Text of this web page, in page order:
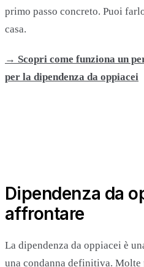
primo passo concreto. Puoi
casa.
→ Scopri come funziona un
per la dipendenza da oppiacei
Dipendenza da
affrontare
La dipendenza da oppiacei è
una condanna definitiva. Molte